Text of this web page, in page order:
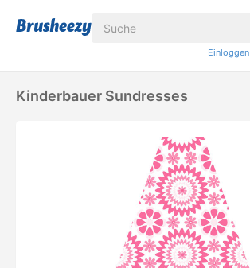
Einloggen
Kinderbauer Sundresses